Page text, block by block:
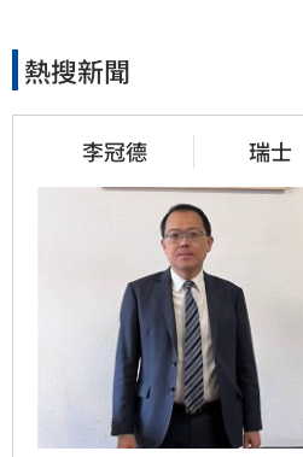
熱搜新聞
李冠德 瑞士